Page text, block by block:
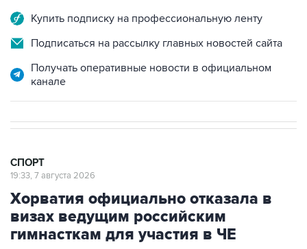
Купить подписку на профессиональную ленту
Подписаться на рассылку главных новостей сайта
Получать оперативные новости в официальном
канале
СПОРТ
19:33, 7 августа 2026
Хорватия официально отказала в
визах ведущим российским
гимнасткам для участия в ЧЕ